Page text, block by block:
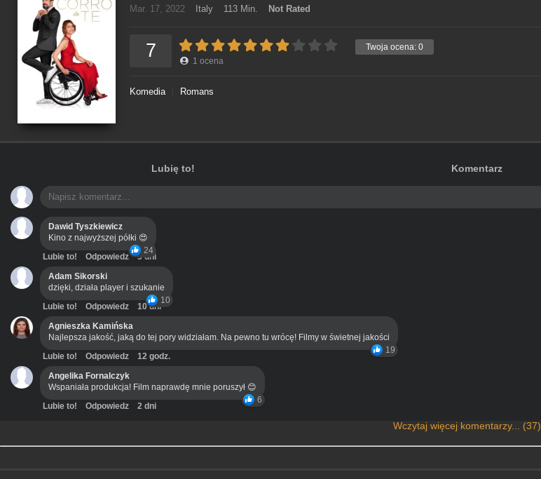
Mar. 17, 2022 Italy 113 Min. Not Rated
Twoja ocena: 0
7 1 ocena
Komedia Romans
Lubię to! Komentarz
Dawid Tyszkiewicz
Kino z najwyższej półki 😍
24
Lubie to! Odpowiedz
3 dni
Adam Sikorski
dzięki, działa player i szukanie
10
Lubie to! Odpowiedz
10 dni
Agnieszka Kamińska
Najlepsza jakość, jaką do tej pory widziałam. Na pewno tu wrócę! Filmy w świetnej jakości
19
Lubie to! Odpowiedz
12 godz.
Angelika Fornalczyk
Wspaniała produkcja! Film naprawdę mnie poruszył 😊
6
Lubie to! Odpowiedz 2 dni
Wczytaj więcej komentarzy... (37)